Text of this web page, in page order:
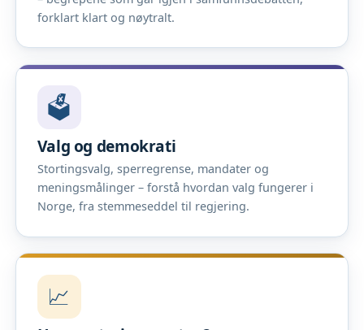
forklart klart og nøytralt.
🗳️
Valg og demokrati
Stortingsvalg, sperregrense, mandater og
meningsmålinger – forstå hvordan valg fungerer i
Norge, fra stemmeseddel til regjering.
📈